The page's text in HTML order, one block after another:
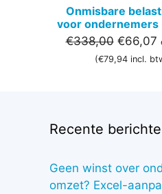
Onmisbare
voor ondernemers
€338,00
prijs
€66,07
(€79,94 incl.
Recente
Geen winst over
omzet? Excel-